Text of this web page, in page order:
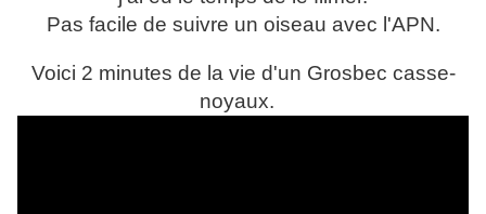
Pas facile de suivre un oiseau avec l'APN.
Voici 2 minutes de la vie d'un Grosbec casse-
noyaux.